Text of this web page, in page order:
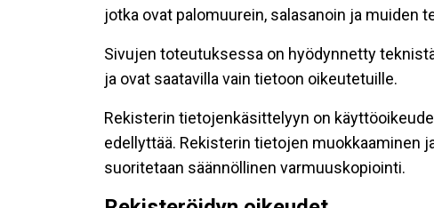
jotka ovat palomuurein, salasanoin ja muiden
Sivujen toteutuksessa on hyödynnetty
ja ovat saatavilla vain tietoon oikeutetuille.
Rekisterin tietojenkäsittelyyn on
edellyttää. Rekisterin tietojen muokkaaminen
suoritetaan säännöllinen varmuuskopiointi.